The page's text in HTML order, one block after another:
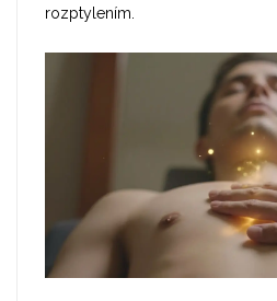
rozptylením.